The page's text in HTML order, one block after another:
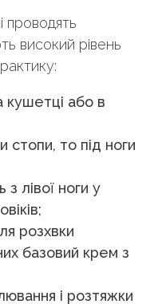
проводять
високий рівень
кушетці або в
стопи, то під ноги
лівої ноги у
розхвки
базовий крем з
і розтяжки